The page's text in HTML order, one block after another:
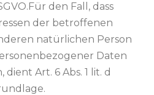
den Fall, dass
der betroffenen
natürlichen Person
Daten
Art. 6 Abs. 1 lit. d